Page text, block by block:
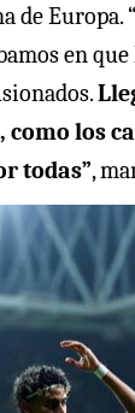
de Europa.
en
como los
todas”,